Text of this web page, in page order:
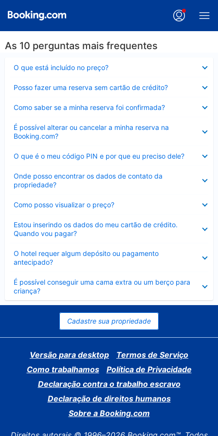
As 10 perguntas mais frequentes
O que está incluído no preço?
Posso fazer uma reserva sem cartão de crédito?
Como saber se a minha reserva foi confirmada?
É possível alterar ou cancelar a minha reserva na
Booking.com?
Contraído
O que é o meu código PIN e por que eu preciso dele?
Onde posso encontrar os dados de contato da
propriedade?
Como posso visualizar o preço?
Estou inserindo os dados do meu cartão de crédito.
Quando vou pagar?
O hotel requer algum depósito ou pagamento
antecipado?
É possível conseguir uma cama extra ou um berço para
criança?
Contraído
Cadastre sua propriedade
Versão para desktop
Termos de Serviço
Como trabalhamos
Política de Privacidade
Declaração contra o trabalho escravo
Declaração de direitos humanos
Sobre a Booking.com